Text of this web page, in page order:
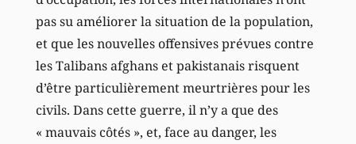
pas su améliorer la situation de la population,
et que les nouvelles offensives prévues contre
les Talibans afghans et pakistanais risquent
d’être particulièrement meurtrières pour les
civils. Dans cette guerre, il n’y a que des
« mauvais côtés », et, face au danger, les